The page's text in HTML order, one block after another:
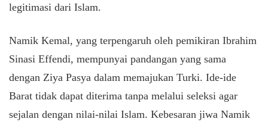
legitimasi dari Islam.
Namik Kemal, yang terpengaruh oleh pemikiran Ibrahim
Sinasi Effendi, mempunyai pandangan yang sama
dengan Ziya Pasya dalam memajukan Turki. Ide-ide
Barat tidak dapat diterima tanpa melalui seleksi agar
sejalan dengan nilai-nilai Islam. Kebesaran jiwa Namik